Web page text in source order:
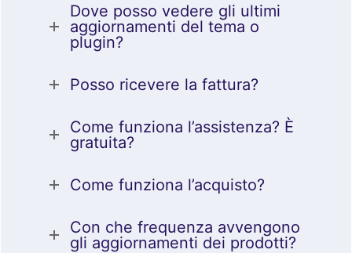
Dove posso vedere gli ultimi
aggiornamenti del tema o
plugin?
Posso ricevere la fattura?
Come funziona l’assistenza? È
gratuita?
Come funziona l’acquisto?
Con che frequenza avvengono
gli aggiornamenti dei prodotti?